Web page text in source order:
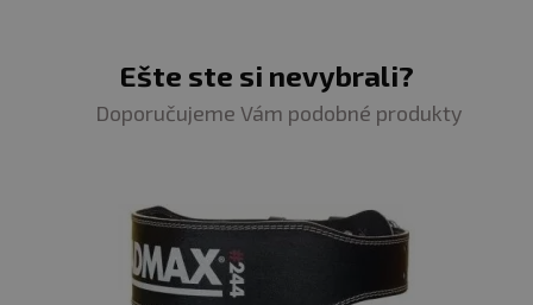
Ešte ste si nevybrali?
Doporučujeme Vám podobné produkty